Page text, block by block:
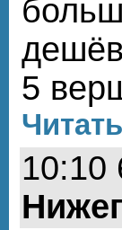
5
10:10